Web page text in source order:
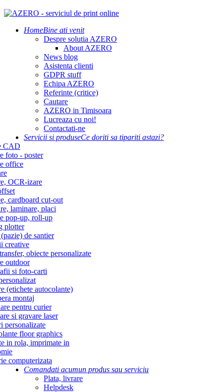
HomeBine ati venit
Despre solutia AZERO
About AZERO
News blog
Asistenta clienti
GDPR stuff
Echipa AZERO
Referinte (critice)
Cautare
AZERO in Timisoara
Lucreaza cu noi!
Contactati-ne
Servicii si produseCe doriti sa tipariti astazi?
CAD
foto - poster
office
OCR-izare
cardboard cut-out
laminare, placi
pop-up, roll-up
plotter
de santier
creative
obiecte personalizate
outdoor
si foto-carti
(etichete autocolante)
montaj
pentru curier
si gravare laser
personalizate
floor graphics
in rola, imprimate in
computerizata
Comandati acumun produs sau serviciu
Plata, livrare
Helpdesk